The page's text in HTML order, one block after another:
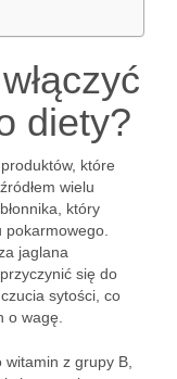
diety?
które
wielu
który
pokarmowego.
jaglana
się do
sytości, co
o wagę.
z grupy B,